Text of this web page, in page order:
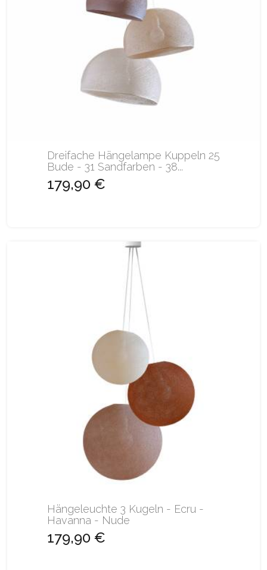
Dreifache Hängelampe Kuppeln 25
Bude - 31 Sandfarben - 38...
179,90 €
Hängeleuchte 3 Kugeln - Ecru -
Havanna - Nude
179,90 €